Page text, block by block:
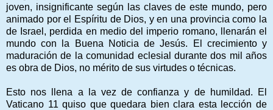
joven, insignificante según las claves de este mundo, pero
animado por el Espíritu de Dios, y en una provincia como la
de Israel, perdida en medio del imperio romano, llenarán el
mundo con la Buena Noticia de Jesús. El crecimiento y
maduración de la comunidad eclesial durante dos mil años
es obra de Dios, no mérito de sus virtudes o técnicas.
Esto nos llena a la vez de confianza y de humildad. El
Vaticano 11 quiso que quedara bien clara esta lección de